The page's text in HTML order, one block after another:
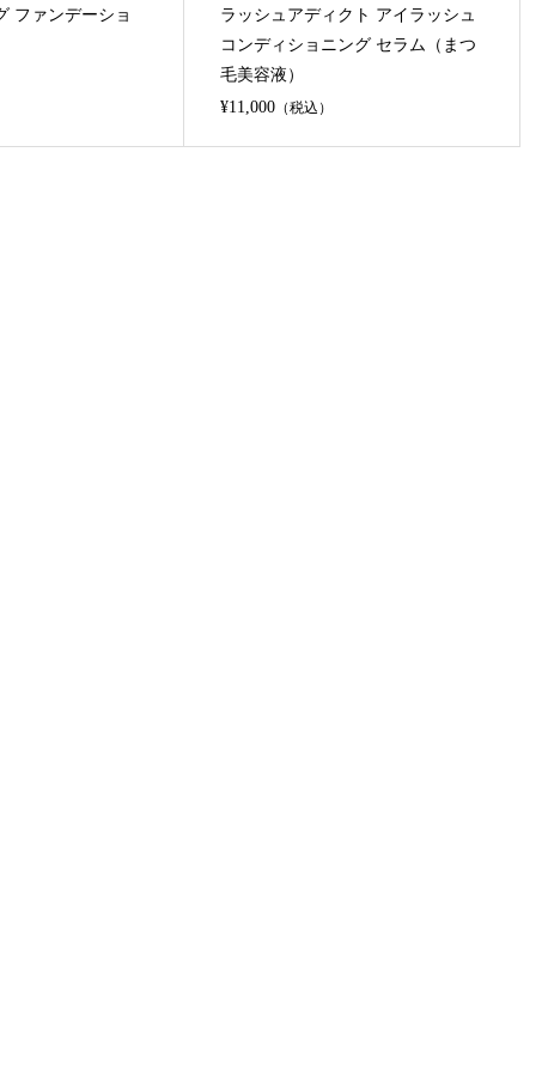
ファンデーショ
ラッシュアディクト アイラッシュ
コンディショニング セラム（まつ
毛美容液）
¥11,000（税込）